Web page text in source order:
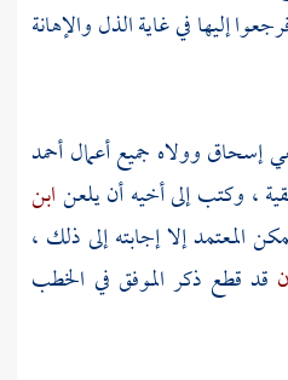
إليها في غاية الذل والإهانة
إسحاقوولاه جميع أعمالأحمد
، وكتب إلى أخيه أن يلعنابن
المعتمدإلا إجابته إلى ذلك ،
قد قطع ذكر الموفق في الخطب